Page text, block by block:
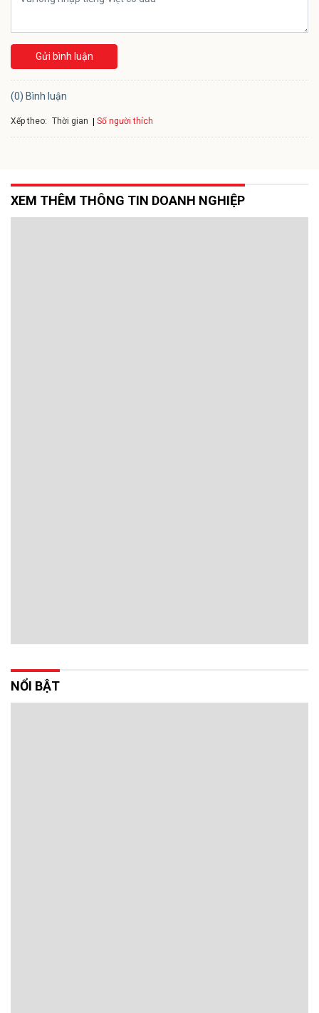
Gửi bình luận
(0) Bình luận
Xếp theo: Thời gian Số người thích
XEM THÊM THÔNG TIN DOANH NGHIỆP
NỔI BẬT